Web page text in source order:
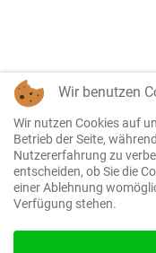
Wir benutzen
Wir nutzen Cookies auf
Betrieb der Seite,
Nutzererfahrung zu
entscheiden, ob Sie die
einer Ablehnung
Verfügung stehen.